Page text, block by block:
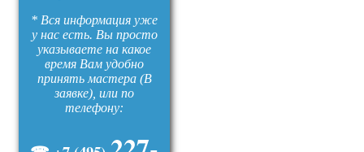
* Вся информация уже
у нас есть. Вы просто
указываете на какое
время Вам удобно
принять мастера (В
заявке), или по
телефону: